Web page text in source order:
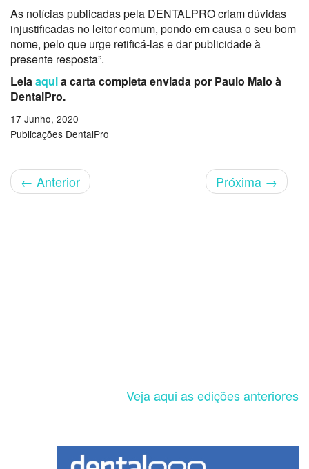
As notícias publicadas pela DENTALPRO criam dúvidas
injustificadas no leitor comum, pondo em causa o seu bom
nome, pelo que urge retificá-las e dar publicidade à
presente resposta”.
Leiaaquia carta completa enviada por Paulo Malo à
DentalPro.
17 Junho, 2020
Publicações DentalPro
← Anterior Próxima →
Veja aqui as edições anteriores